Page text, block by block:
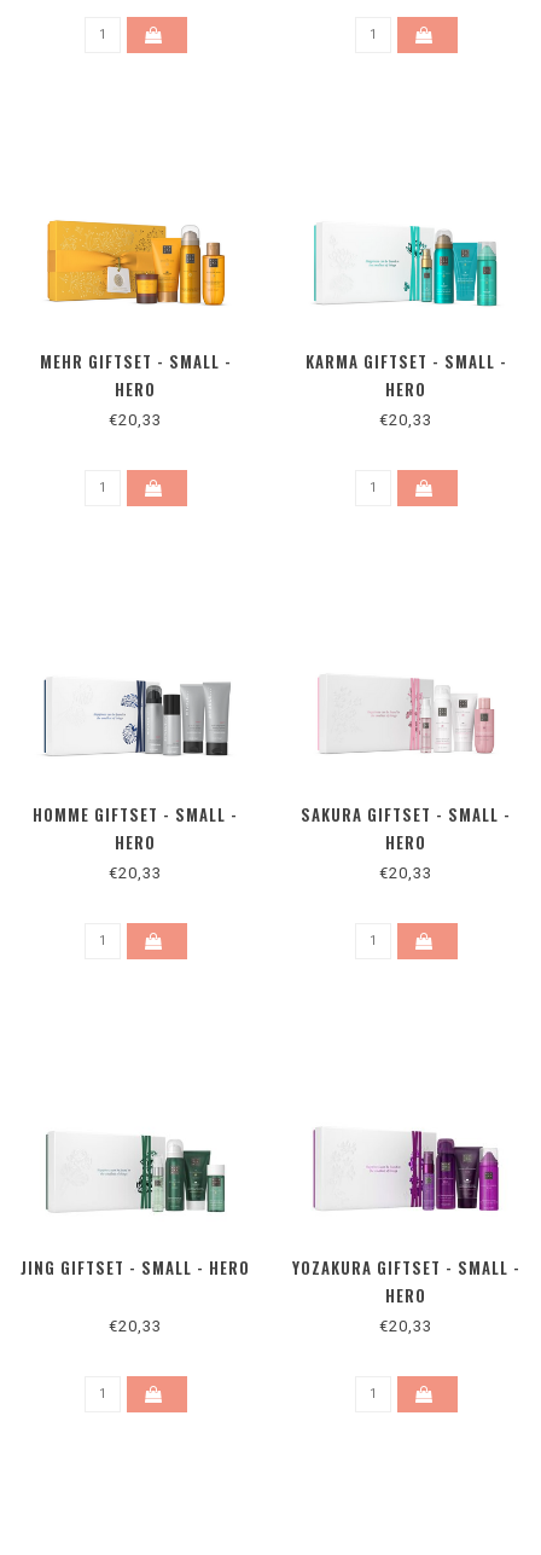
MEHR GIFTSET - SMALL -
HERO
€20,33
KARMA GIFTSET - SMALL -
HERO
€20,33
HOMME GIFTSET - SMALL -
HERO
€20,33
SAKURA GIFTSET - SMALL -
HERO
€20,33
JING GIFTSET - SMALL - HERO
€20,33
YOZAKURA GIFTSET - SMALL -
HERO
€20,33